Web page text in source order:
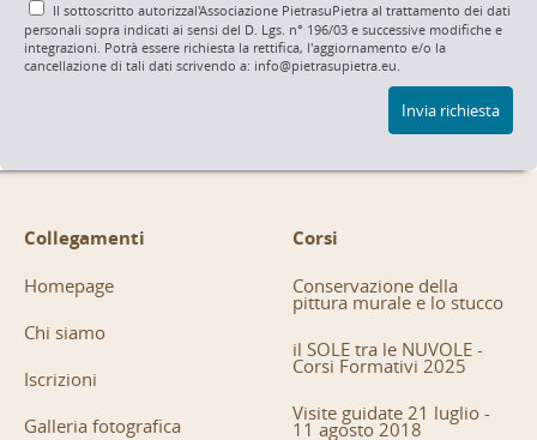
Il sottoscritto autorizzal'Associazione PietrasuPietra al trattamento dei dati
personali sopra indicati ai sensi del D. Lgs. n° 196/03 e successive modifiche e
integrazioni. Potrà essere richiesta la rettifica, l'aggiornamento e/o la
cancellazione di tali dati scrivendo a: info@pietrasupietra.eu.
Invia richiesta
Collegamenti
Homepage
Chi siamo
Iscrizioni
Galleria fotografica
Corsi
Conservazione della
pittura murale e lo stucco
il SOLE tra le NUVOLE -
Corsi Formativi 2025
Visite guidate 21 luglio -
11 agosto 2018